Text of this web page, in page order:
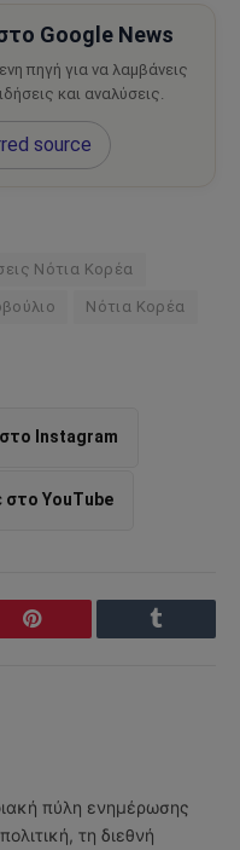
Google News
πηγή για να λαμβάνεις
και αναλύσεις.
source
Νότια Κορέα
Νότια Κορέα
Instagram
YouTube
Pinterest Tumblr
πύλη ενημέρωσης
τη διεθνή